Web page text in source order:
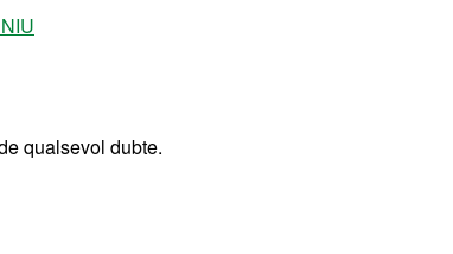
qualsevol dubte.